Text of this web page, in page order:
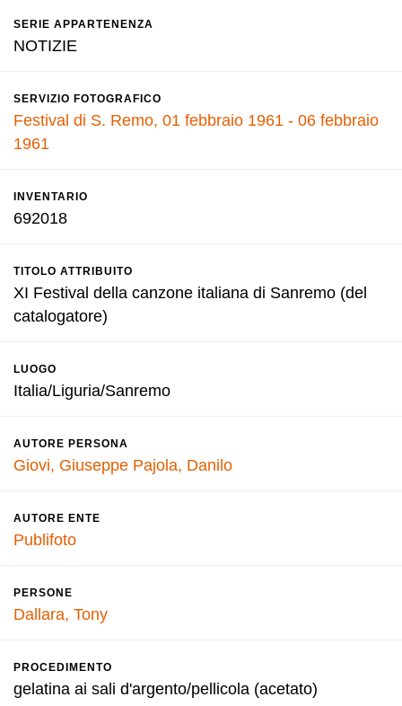
SERIE APPARTENENZA
NOTIZIE
SERVIZIO FOTOGRAFICO
Festival di S. Remo, 01 febbraio 1961 - 06 febbraio
1961
INVENTARIO
692018
TITOLO ATTRIBUITO
XI Festival della canzone italiana di Sanremo (del
catalogatore)
LUOGO
Italia/Liguria/Sanremo
AUTORE PERSONA
Giovi, Giuseppe Pajola, Danilo
AUTORE ENTE
Publifoto
PERSONE
Dallara, Tony
PROCEDIMENTO
gelatina ai sali d'argento/pellicola (acetato)